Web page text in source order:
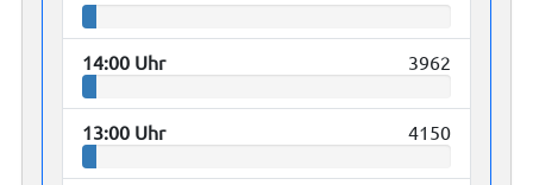
14:00 Uhr 3962
13:00 Uhr 4150